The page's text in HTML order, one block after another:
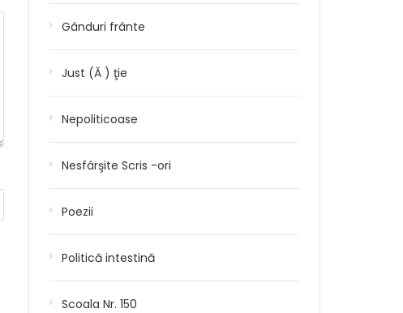
Gânduri frânte
Just (Ă ) ţie
Nepoliticoase
Nesfârşite Scris -ori
Poezii
Politică intestină
Scoala Nr. 150